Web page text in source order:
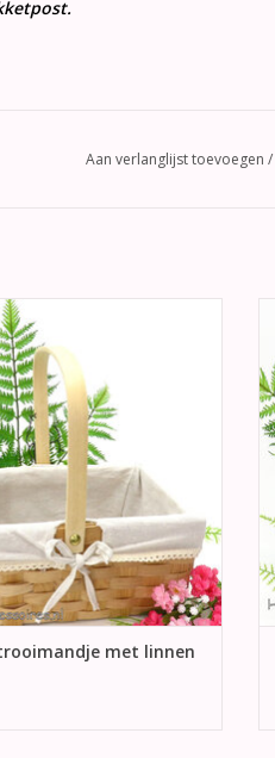
Aan verlanglijst toevoegen /
mooie vierkantige rieten
met een verwijderbare
Deze mand heeft en
inklapbare hengsel.
AAN WINKELWAGEN
met linnen